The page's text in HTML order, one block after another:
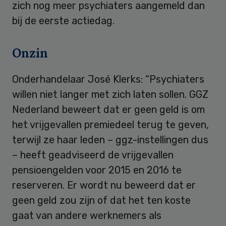
zich nog meer psychiaters aangemeld dan
bij de eerste actiedag.
Onzin
Onderhandelaar José Klerks: “Psychiaters
willen niet langer met zich laten sollen. GGZ
Nederland beweert dat er geen geld is om
het vrijgevallen premiedeel terug te geven,
terwijl ze haar leden – ggz-instellingen dus
– heeft geadviseerd de vrijgevallen
pensioengelden voor 2015 en 2016 te
reserveren. Er wordt nu beweerd dat er
geen geld zou zijn of dat het ten koste
gaat van andere werknemers als